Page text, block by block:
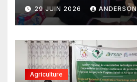
29 JUIN 2026 ANDERSON
Agriculture